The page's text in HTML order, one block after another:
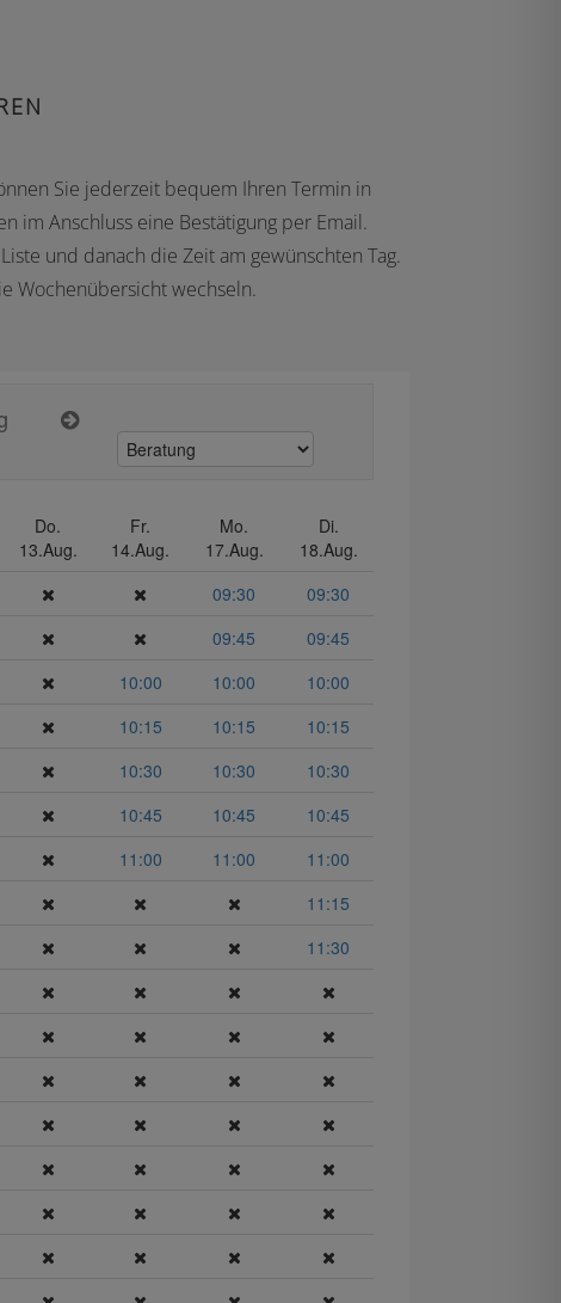
Sie jederzeit bequem Ihren Termin in
im Anschluss eine Bestätigung per Email.
und danach die Zeit am gewünschten Tag.
Wochenübersicht wechseln.